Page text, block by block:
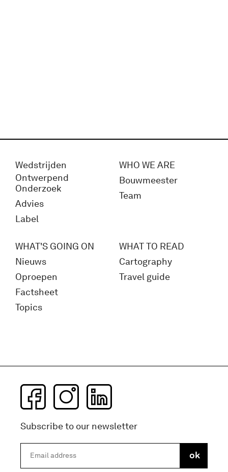
Wedstrijden
Ontwerpend
Onderzoek
Advies
Label
WHO WE ARE
Bouwmeester
Team
WHAT'S GOING ON
Nieuws
Oproepen
Factsheet
Topics
WHAT TO READ
Cartography
Travel guide
Subscribe to our newsletter